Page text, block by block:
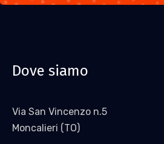
Dove siamo
Via San Vincenzo n.5
Moncalieri (TO)